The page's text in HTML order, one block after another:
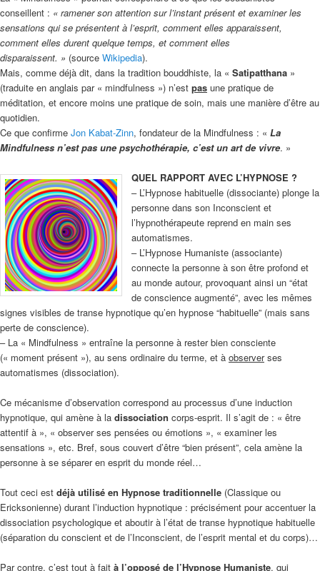
conseillent : « ramener son attention sur l’instant présent et examiner les
sensations qui se présentent à l’esprit, comment elles apparaissent,
comment elles durent quelque temps, et comment elles
disparaissent. » (source Wikipedia).
Mais, comme déjà dit, dans la tradition bouddhiste, la « Satipatthana »
(traduite en anglais par « mindfulness ») n’est pas une pratique de
méditation, et encore moins une pratique de soin, mais une manière d’être au
quotidien.
Ce que confirme Jon Kabat-Zinn, fondateur de la Mindfulness : « La
Mindfulness n’est pas une psychothérapie, c’est un art de vivre. »
QUEL RAPPORT AVEC L’HYPNOSE ?
– L’Hypnose habituelle (dissociante) plonge la
personne dans son Inconscient et
l’hypnothérapeute reprend en main ses
automatismes.
– L’Hypnose Humaniste (associante)
connecte la personne à son être profond et
au monde autour, provoquant ainsi un “état
de conscience augmenté”, avec les mêmes
signes visibles de transe hypnotique qu’en hypnose “habituelle” (mais sans
perte de conscience).
– La « Mindfulness » entraîne la personne à rester bien consciente
(« moment présent »), au sens ordinaire du terme, et à observerses
automatismes (dissociation).
Ce mécanisme d’observation correspond au processus d’une induction
hypnotique, qui amène à la dissociation corps-esprit. Il s’agit de : « être
attentif à », « observer ses pensées ou émotions », « examiner les
sensations », etc. Bref, sous couvert d’être “bien présent”, cela amène la
personne à se séparer en esprit du monde réel…
Tout ceci est déjà utilisé en Hypnose traditionnelle (Classique ou
Ericksonienne) durant l’induction hypnotique : précisément pour accentuer la
dissociation psychologique et aboutir à l’état de transe hypnotique habituelle
(séparation du conscient et de l’Inconscient, de l’esprit mental et du corps)…
Par contre, c’est tout à fait à l’opposé de l’Hypnose Humaniste, qui